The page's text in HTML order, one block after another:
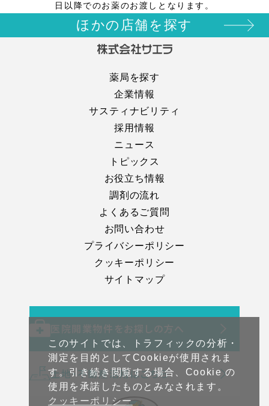
日以降でのお薬のお渡しとなります。
ほかの店舗を探す
薬局を探す
企業情報
サスティナビリティ
採用情報
ニュース
トピックス
お役立ち情報
調剤の流れ
よくあるご質問
お問い合わせ
プライバシーポリシー
クッキーポリシー
サイトマップ
土地・不動産活用はこちら
このサイトでは、トラフィックの分析・
測定を目的としてCookieが使用されま
す。引き続き閲覧する場合、Cookie の
使用を承諾したものとみなされます。
クッキーポリシー